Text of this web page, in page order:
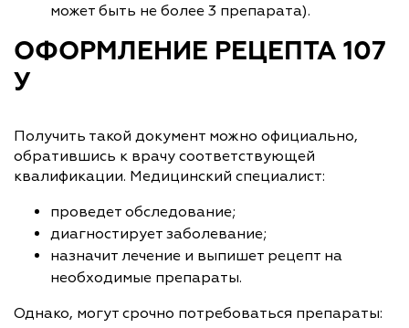
может быть не более 3 препарата).
ОФОРМЛЕНИЕ РЕЦЕПТА 107
У
Получить такой документ можно официально,
обратившись к врачу соответствующей
квалификации. Медицинский специалист:
проведет обследование;
диагностирует заболевание;
назначит лечение и выпишет рецепт на
необходимые препараты.
Однако, могут срочно потребоваться препараты: